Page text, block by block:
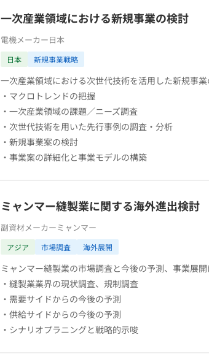
一次産業領域における新規事業の検討
電機メーカー日本
日本 新規事業戦略
一次産業領域における次世代技術を活用した新規事
・マクロトレンドの把握
・一次産業領域の課題／ニーズ調査
・次世代技術を用いた先行事例の調査・分析
・新規事業案の検討
・事業案の詳細化と事業モデルの構築
ミャンマー縫製業に関する海外進出検討
副資材メーカーミャンマー
アジア 市場調査 海外展開
ミャンマー縫製業の市場調査と今後の予測、事業展
・縫製業業界の現状調査、規制調査
・需要サイドからの今後の予測
・供給サイドからの今後の予測
・シナリオプラニングと戦略的示唆